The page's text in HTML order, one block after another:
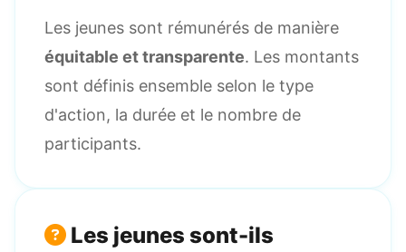
Les jeunes sont rémunérés de manière
équitable et transparente. Les montants
sont définis ensemble selon le type
d'action, la durée et le nombre de
participants.
Les jeunes sont-ils